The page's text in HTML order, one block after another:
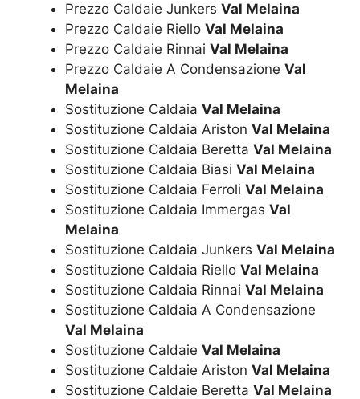
Prezzo Caldaie Junkers Val Melaina
Prezzo Caldaie Riello Val Melaina
Prezzo Caldaie Rinnai Val Melaina
Prezzo Caldaie A Condensazione Val
Melaina
Sostituzione Caldaia Val Melaina
Sostituzione Caldaia Ariston Val Melaina
Sostituzione Caldaia Beretta Val Melaina
Sostituzione Caldaia Biasi Val Melaina
Sostituzione Caldaia Ferroli Val Melaina
Sostituzione Caldaia Immergas Val
Melaina
Sostituzione Caldaia Junkers Val Melaina
Sostituzione Caldaia Riello Val Melaina
Sostituzione Caldaia Rinnai Val Melaina
Sostituzione Caldaia A Condensazione
Val Melaina
Sostituzione Caldaie Val Melaina
Sostituzione Caldaie Ariston Val Melaina
Sostituzione Caldaie Beretta Val Melaina